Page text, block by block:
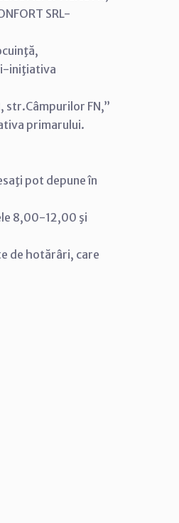
SRL-
iniţiativa
str.Câmpurilor FN,”
primarului.
pot depune în
8,00-12,00 şi
de hotărâri, care